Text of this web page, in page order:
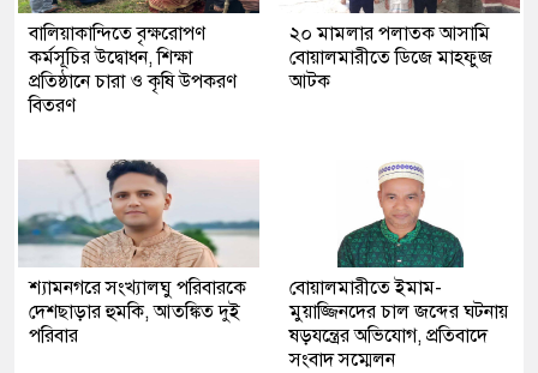
বালিয়াকান্দিতে বৃক্ষরোপণ
কর্মসূচির উদ্বোধন, শিক্ষা
প্রতিষ্ঠানে চারা ও কৃষি উপকরণ
বিতরণ
২০ মামলার পলাতক আসামি
বোয়ালমারীতে ডিজে মাহফুজ
আটক
শ্যামনগরে সংখ্যালঘু পরিবারকে
দেশছাড়ার হুমকি, আতঙ্কিত দুই
পরিবার
বোয়ালমারীতে ইমাম-
মুয়াজ্জিনদের চাল জব্দের ঘটনায়
ষড়যন্ত্রের অভিযোগ, প্রতিবাদে
সংবাদ সম্মেলন